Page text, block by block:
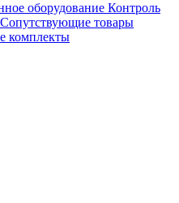
оборудование Контроль
Сопутствующие товары
комплекты